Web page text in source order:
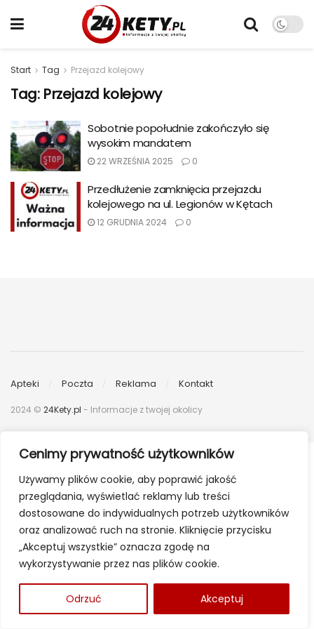
Cenimy prywatność użytkowników
Używamy plików cookie, aby poprawić jakość
przeglądania, wyświetlać reklamy lub treści
dostosowane do indywidualnych potrzeb użytkowników
oraz analizować ruch na stronie. Kliknięcie przycisku
„Akceptuj wszystkie” oznacza zgodę na
wykorzystywanie przez nas plików cookie.
Odrzuć Akceptuj
Start Tag Przejazd kolejowy
Tag: Przejazd kolejowy
Sobotnie popołudnie zakończyło się
wysokim mandatem
22 WRZEŚNIA 2025 0
Przedłużenie zamknięcia przejazdu
kolejowego na ul. Legionów w Kętach
12 GRUDNIA 2024 0
Apteki Poczta Reklama Kontakt
2024 © 24Kety.pl - Informacje z twojej okolicy